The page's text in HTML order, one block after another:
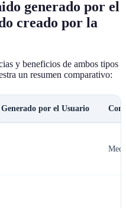
generado por el
creado por la
y beneficios de ambos tipos
un resumen comparativo:
por el Usuario